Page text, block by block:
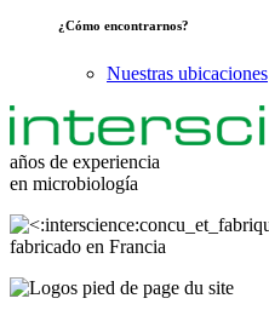
¿Cómo encontrarnos?
Nuestras ubicaciones
años de experiencia
en microbiología
fabricado en Francia